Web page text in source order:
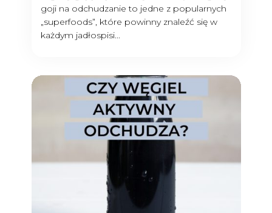
goji na odchudzanie to jedne z popularnych
„superfoods”, które powinny znaleźć się w
każdym jadłospisi...